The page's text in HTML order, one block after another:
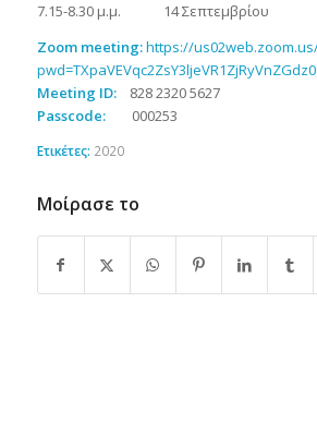
7.15-8.30 μ.μ. 14 Σεπτεμβρίου
Zoom meeting:https://
Meeting ID:828 2320 5627
Passcode:000253
Ετικέτες: 2020
Μοίρασε το